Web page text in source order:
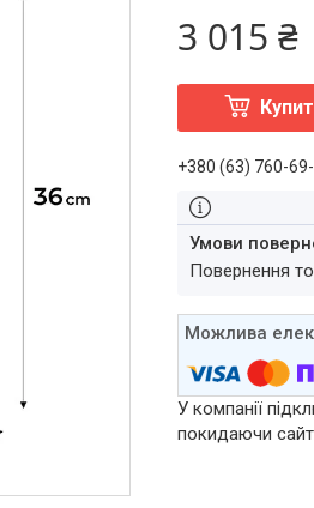
3 015 ₴
+380 (63) 760-
повернення
У компанії
покидаючи